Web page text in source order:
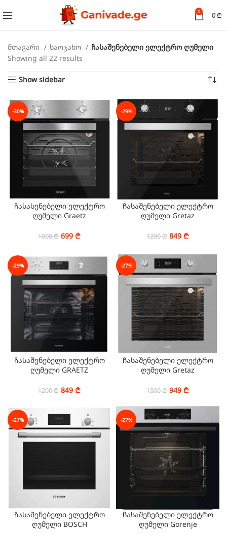
0 0 ₾
მთავარი საოჯახო
ჩასაშენებელი ელექტრო ღუმელი
Showing all 22 results
Show sidebar
-30%
ჩასასენებელი ელექტრო
ღუმელი Graetz
1000₾ 699 ₾
-29%
ჩასაშენებელი ელექტრო
ღუმელი Gretaz
1200₾ 849 ₾
-29%
ჩასაშენებელი ელექტრო
ღუმელი GRAETZ
1200₾ 849 ₾
-27%
ჩასაშენებელი ელექტრო
ღუმელი Gretaz
1300₾ 949 ₾
-27%
ჩასაშენებელი ელექტრო
ღუმელი BOSCH
-27%
ჩასაშენებელი ელექტრო
ღუმელი Gorenje